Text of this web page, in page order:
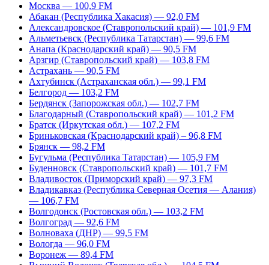
Москва — 100,9 FM
Абакан (Республика Хакасия) — 92,0 FM
Александровское (Ставропольский край) — 101,9 FM
Альметьевск (Республика Татарстан) — 99,6 FM
Анапа (Краснодарский край) — 90,5 FM
Арзгир (Ставропольский край) — 103,8 FM
Астрахань — 90,5 FM
Ахтубинск (Астраханская обл.) — 99,1 FM
Белгород — 103,2 FM
Бердянск (Запорожская обл.) — 102,7 FM
Благодарный (Ставропольский край) — 101,2 FM
Братск (Иркутская обл.) — 107,2 FM
Бриньковская (Краснодарский край) – 96,8 FM
Брянск — 98,2 FM
Бугульма (Республика Татарстан) — 105,9 FM
Буденновск (Ставропольский край) — 101,7 FM
Владивосток (Приморский край) — 97,3 FM
Владикавказ (Республика Северная Осетия — Алания)
— 106,7 FM
Волгодонск (Ростовская обл.) — 103,2 FM
Волгоград — 92,6 FM
Волноваха (ДНР) — 99,5 FM
Вологда — 96,0 FM
Воронеж — 89,4 FM